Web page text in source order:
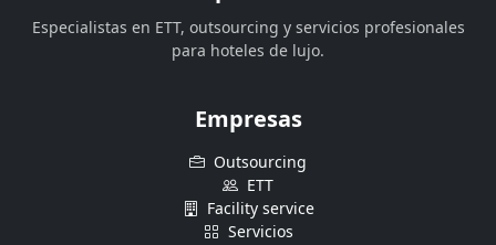
Especialistas en ETT, outsourcing y servicios profesionales
para hoteles de lujo.
Empresas
Outsourcing
ETT
Facility service
Servicios